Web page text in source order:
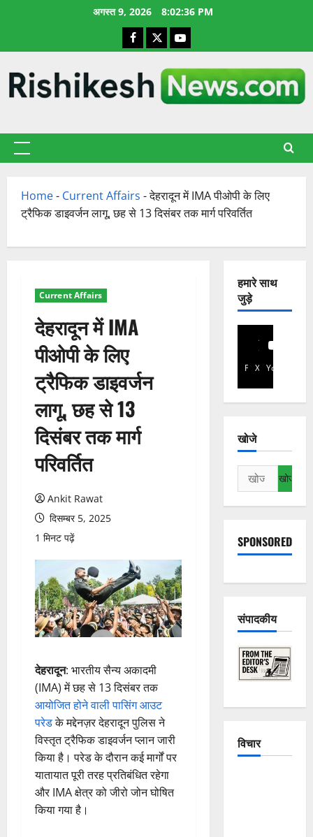
अगस्त 9, 2026 8:02:37 PM
Facebook
X YouTube
प्राथमिक
Home- Current Affairs -देहरादून में IMA पीओपी के लिए
ट्रैफिक डाइवर्जन लागू, छह से 13 दिसंबर तक मार्ग परिवर्तित
Current Affairs
देहरादून में IMA
पीओपी के लिए
ट्रैफिक डाइवर्जन
लागू, छह से 13
दिसंबर तक मार्ग
परिवर्तित
Ankit Rawat
दिसम्बर 5, 2025
1 मिनट पढ़ें
देहरादून: भारतीय सैन्य अकादमी
(IMA) में छह से 13 दिसंबर तक
आयोजित होने वाली पासिंग आउट
परेडके मद्देनज़र देहरादून पुलिस ने
विस्तृत ट्रैफिक डाइवर्जन प्लान जारी
किया है। परेड के दौरान कई मार्गों पर
यातायात पूरी तरह प्रतिबंधित रहेगा
और IMA क्षेत्र को जीरो जोन घोषित
किया गया है।
हमारे साथ
जुड़े
Facebook
X YouTube
खोजे
निम्न
को
खोजें:
SPONSORED
संपादकीय
विचार